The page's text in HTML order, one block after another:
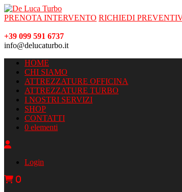
PRENOTA INTERVENTO RICHIEDI
+39 099 591 6737
info@delucaturbo.it
HOME
CHI SIAMO
ATTREZZATURE OFFICINA
ATTREZZATURE TURBO
I NOSTRI SERVIZI
SHOP
CONTATTI
0 elementi
Login
0